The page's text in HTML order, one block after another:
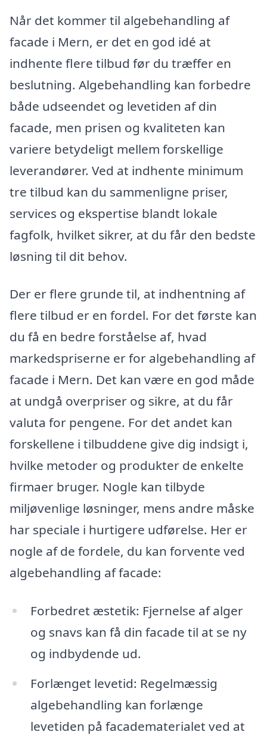
Når det kommer til algebehandling af
facade i Mern, er det en god idé at
indhente flere tilbud før du træffer en
beslutning. Algebehandling kan forbedre
både udseendet og levetiden af din
facade, men prisen og kvaliteten kan
variere betydeligt mellem forskellige
leverandører. Ved at indhente minimum
tre tilbud kan du sammenligne priser,
services og ekspertise blandt lokale
fagfolk, hvilket sikrer, at du får den bedste
løsning til dit behov.
Der er flere grunde til, at indhentning af
flere tilbud er en fordel. For det første kan
du få en bedre forståelse af, hvad
markedspriserne er for algebehandling af
facade i Mern. Det kan være en god måde
at undgå overpriser og sikre, at du får
valuta for pengene. For det andet kan
forskellene i tilbuddene give dig indsigt i,
hvilke metoder og produkter de enkelte
firmaer bruger. Nogle kan tilbyde
miljøvenlige løsninger, mens andre måske
har speciale i hurtigere udførelse. Her er
nogle af de fordele, du kan forvente ved
algebehandling af facade:
Forbedret æstetik: Fjernelse af alger
og snavs kan få din facade til at se ny
og indbydende ud.
Forlænget levetid: Regelmæssig
algebehandling kan forlænge
levetiden på facadematerialet ved at